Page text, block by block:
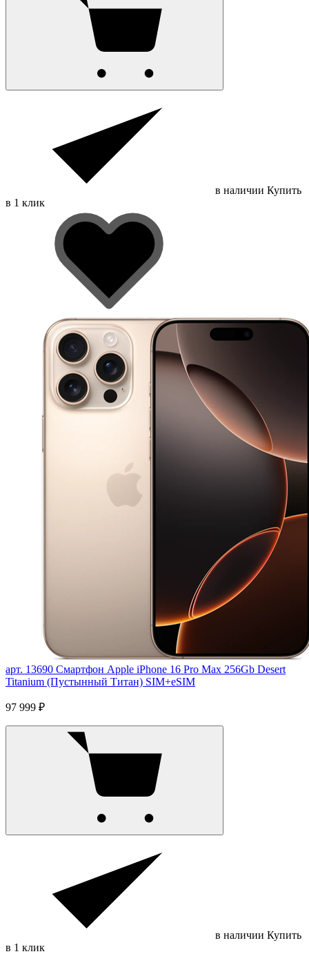
в наличии Купить
в 1 клик
арт. 13690 Смартфон Apple iPhone 16 Pro Max 256Gb Desert
Titanium (Пустынный Титан) SIM+eSIM
97 999 ₽
в наличии Купить
в 1 клик